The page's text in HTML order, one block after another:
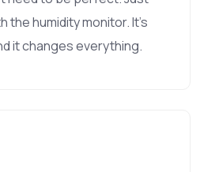
the humidity monitor. It's
it changes everything.